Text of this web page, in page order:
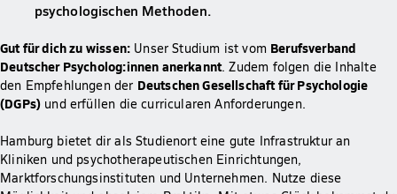
psychologischen Methoden.
Gut für dich zu wissen: Unser Studium ist vom Berufsverband
Deutscher Psycholog:innen anerkannt. Zudem folgen die Inhalte
den Empfehlungen der Deutschen Gesellschaft für Psychologie
(DGPs) und erfüllen die curricularen Anforderungen.
Hamburg bietet dir als Studienort eine gute Infrastruktur an
Kliniken und psychotherapeutischen Einrichtungen,
Marktforschungsinstituten und Unternehmen. Nutze diese